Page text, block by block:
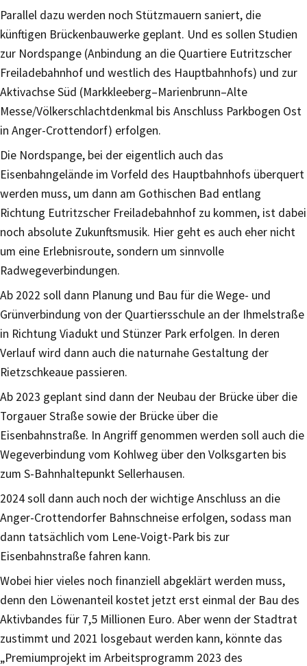
Parallel dazu werden noch Stützmauern saniert, die
künftigen Brückenbauwerke geplant. Und es sollen Studien
zur Nordspange (Anbindung an die Quartiere Eutritzscher
Freiladebahnhof und westlich des Hauptbahnhofs) und zur
Aktivachse Süd (Markkleeberg–Marienbrunn–Alte
Messe/Völkerschlachtdenkmal bis Anschluss Parkbogen Ost
in Anger-Crottendorf) erfolgen.
Die Nordspange, bei der eigentlich auch das
Eisenbahngelände im Vorfeld des Hauptbahnhofs überquert
werden muss, um dann am Gothischen Bad entlang
Richtung Eutritzscher Freiladebahnhof zu kommen, ist dabei
noch absolute Zukunftsmusik. Hier geht es auch eher nicht
um eine Erlebnisroute, sondern um sinnvolle
Radwegeverbindungen.
Ab 2022 soll dann Planung und Bau für die Wege- und
Grünverbindung von der Quartiersschule an der Ihmelstraße
in Richtung Viadukt und Stünzer Park erfolgen. In deren
Verlauf wird dann auch die naturnahe Gestaltung der
Rietzschkeaue passieren.
Ab 2023 geplant sind dann der Neubau der Brücke über die
Torgauer Straße sowie der Brücke über die
Eisenbahnstraße. In Angriff genommen werden soll auch die
Wegeverbindung vom Kohlweg über den Volksgarten bis
zum S-Bahnhaltepunkt Sellerhausen.
2024 soll dann auch noch der wichtige Anschluss an die
Anger-Crottendorfer Bahnschneise erfolgen, sodass man
dann tatsächlich vom Lene-Voigt-Park bis zur
Eisenbahnstraße fahren kann.
Wobei hier vieles noch finanziell abgeklärt werden muss,
denn den Löwenanteil kostet jetzt erst einmal der Bau des
Aktivbandes für 7,5 Millionen Euro. Aber wenn der Stadtrat
zustimmt und 2021 losgebaut werden kann, könnte das
„Premiumprojekt im Arbeitsprogramm 2023 des